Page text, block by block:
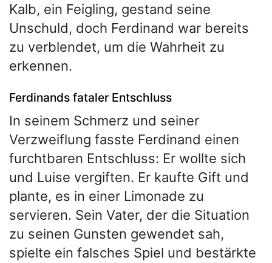
Kalb, ein Feigling, gestand seine
Unschuld, doch Ferdinand war bereits
zu verblendet, um die Wahrheit zu
erkennen.
Ferdinands fataler Entschluss
In seinem Schmerz und seiner
Verzweiflung fasste Ferdinand einen
furchtbaren Entschluss: Er wollte sich
und Luise vergiften. Er kaufte Gift und
plante, es in einer Limonade zu
servieren. Sein Vater, der die Situation
zu seinen Gunsten gewendet sah,
spielte ein falsches Spiel und bestärkte